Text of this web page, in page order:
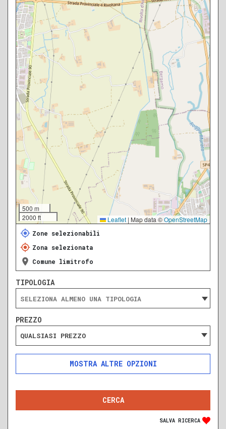
500 m
2000 ft
Leaflet | Map data ©OpenStreetMap
Zone selezionabili
Zona selezionata
Comune limitrofo
TIPOLOGIA
PREZZO
QUALSIASI PREZZO
ALTRE OPZIONI
SOLO ANNUNCI IN ASTA
SALVA RICERCA